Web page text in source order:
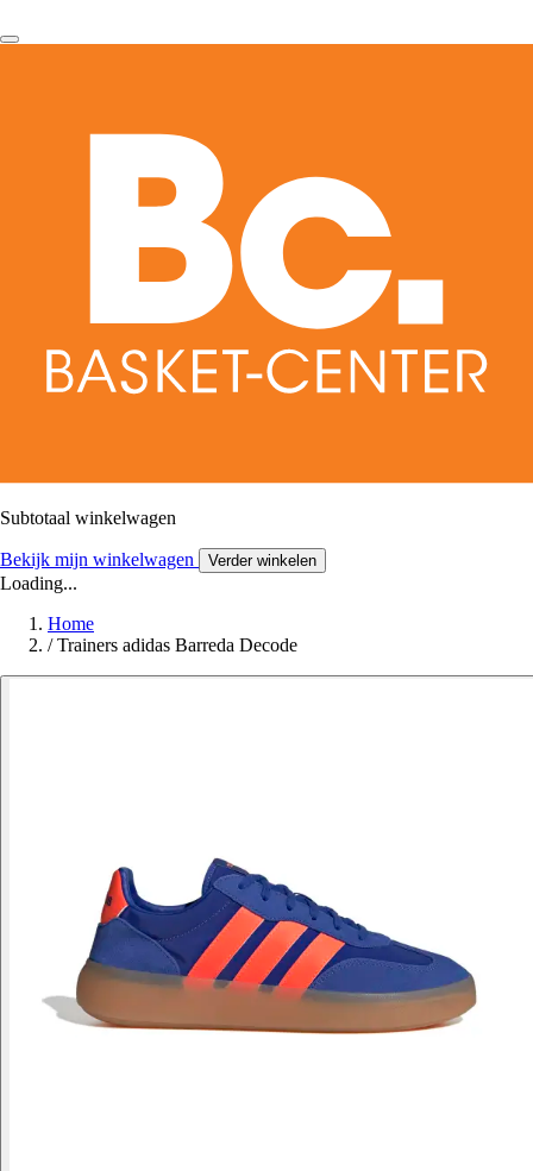
Subtotaal winkelwagen
Bekijk mijn winkelwagen Verder winkelen
Loading...
Home
/ Trainers adidas Barreda Decode